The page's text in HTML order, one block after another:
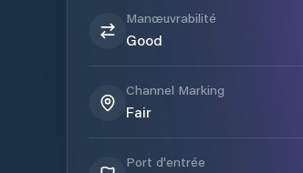
Manœuvrabilité
Good
Channel Marking
Fair
Port d'entrée